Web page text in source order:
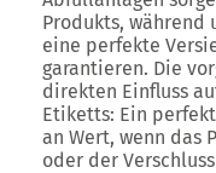
Produkts, während
eine perfekte
garantieren. Die
direkten Einfluss
Etiketts: Ein
an Wert, wenn das
oder der